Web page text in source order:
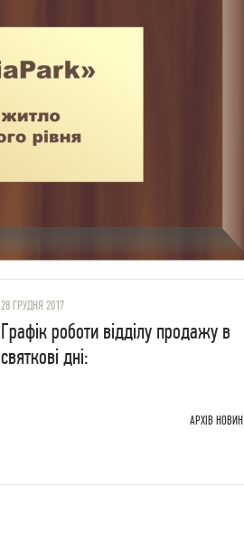
28 ГРУДНЯ 2017
Графік роботи відділу продажу в
святкові дні:
АРХІВ НОВИН